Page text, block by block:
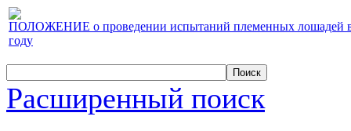
ПОЛОЖЕНИЕ о проведении испытаний племенных лошадей
году
Расширенный поиск